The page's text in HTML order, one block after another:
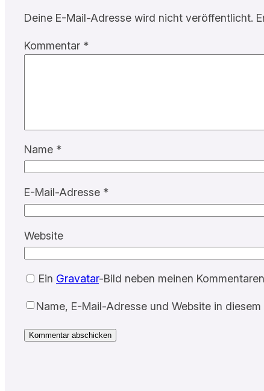
Deine E-Mail-Adresse wird nicht veröffentlicht.
Kommentar *
Name *
E-Mail-Adresse *
Website
Ein Gravatar-Bild neben meinen
Name, E-Mail-Adresse und Website in